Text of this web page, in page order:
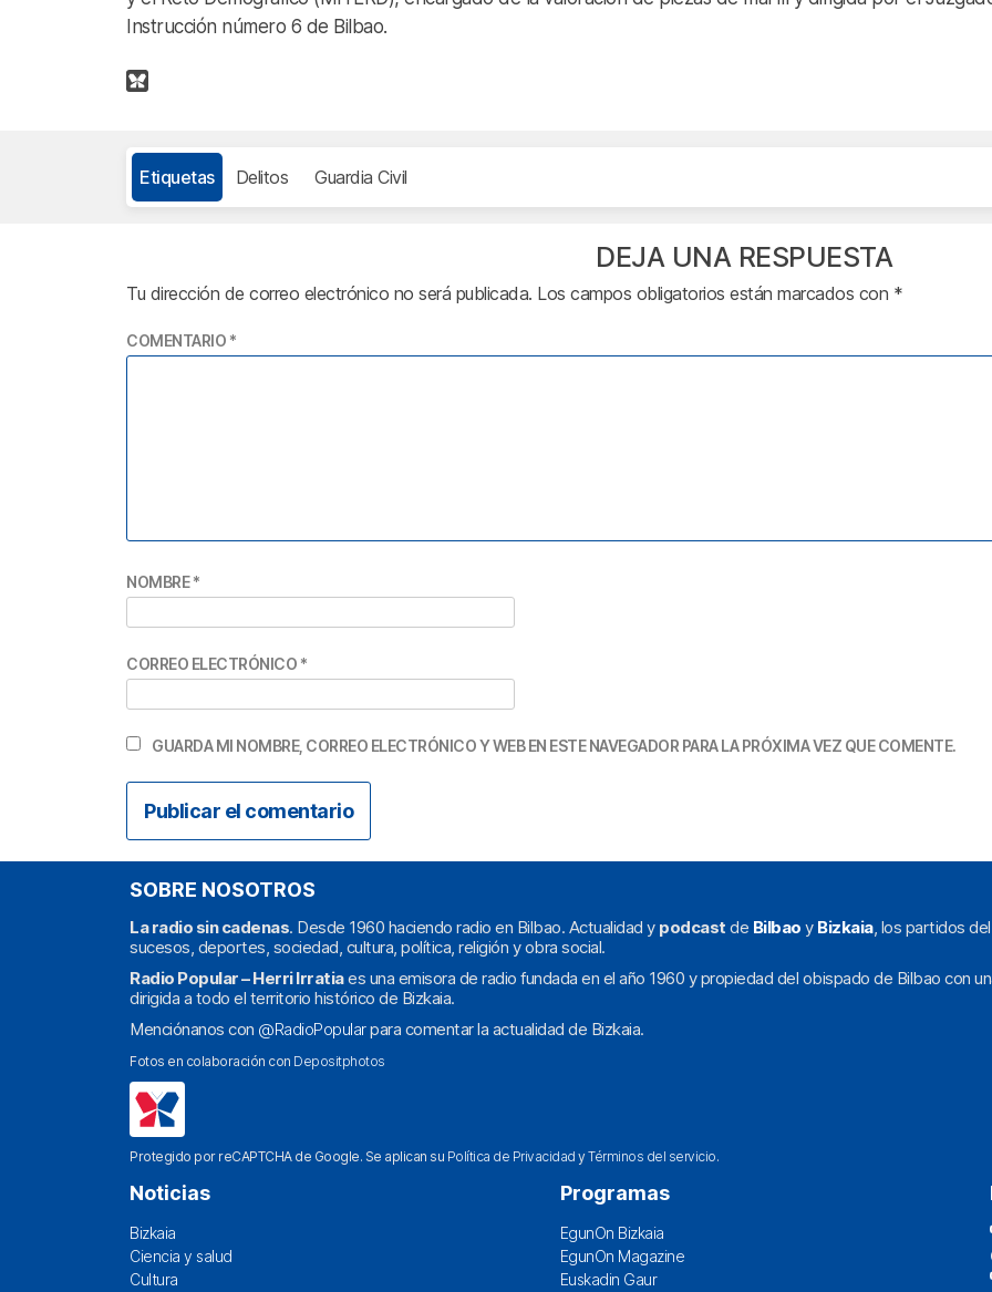
Instrucción número 6 de Bilbao.
Etiquetas Delitos Guardia Civil
DEJA UNA RESPUESTA
Tu dirección de correo electrónico no será publicada. Los campos obligatorios están marcados con *
COMENTARIO *
NOMBRE*
CORREO ELECTRÓNICO *
GUARDA MI NOMBRE, CORREO ELECTRÓNICO Y WEB EN ESTE NAVEGADOR PARA LA PRÓXIMA VEZ QUE COMENTE.
SOBRE NOSOTROS
La radio sin cadenas. Desde 1960 haciendo radio en Bilbao. Actualidad y podcast de Bilbao y Bizkaia, los partidos del
sucesos, deportes, sociedad, cultura, política, religión y obra social.
Radio Popular – Herri Irratiaes una emisora de radio fundada en el año 1960 y propiedad del obispado de Bilbao con
dirigida a todo el territorio histórico de Bizkaia.
Menciónanos con @RadioPopularpara comentar la actualidad de Bizkaia.
Fotos en colaboración con Depositphotos
Protegido por reCAPTCHA de Google. Se aplican su Política de Privacidad yTérminos del servicio.
Noticias
Bizkaia
Ciencia y salud
Cultura
Programas
EgunOn Bizkaia
EgunOn Magazine
Euskadin Gaur